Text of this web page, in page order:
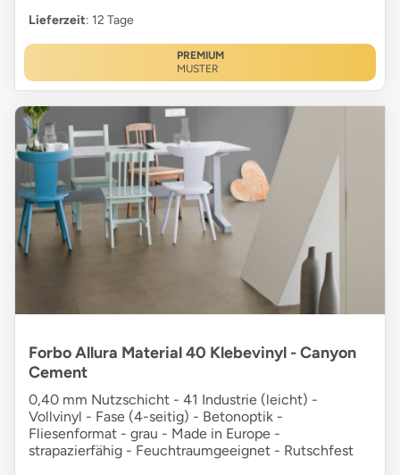
Lieferzeit: 12 Tage
PREMIUM
MUSTER
Forbo Allura Material 40 Klebevinyl - Canyon
Cement
0,40 mm Nutzschicht - 41 Industrie (leicht) -
Vollvinyl - Fase (4-seitig) - Betonoptik -
Fliesenformat - grau - Made in Europe -
strapazierfähig - Feuchtraumgeeignet - Rutschfest